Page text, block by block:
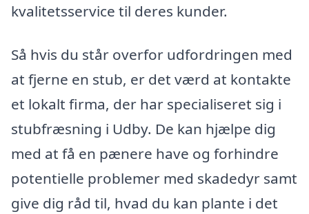
kvalitetsservice til deres kunder.
Så hvis du står overfor udfordringen med
at fjerne en stub, er det værd at kontakte
et lokalt firma, der har specialiseret sig i
stubfræsning i Udby. De kan hjælpe dig
med at få en pænere have og forhindre
potentielle problemer med skadedyr samt
give dig råd til, hvad du kan plante i det